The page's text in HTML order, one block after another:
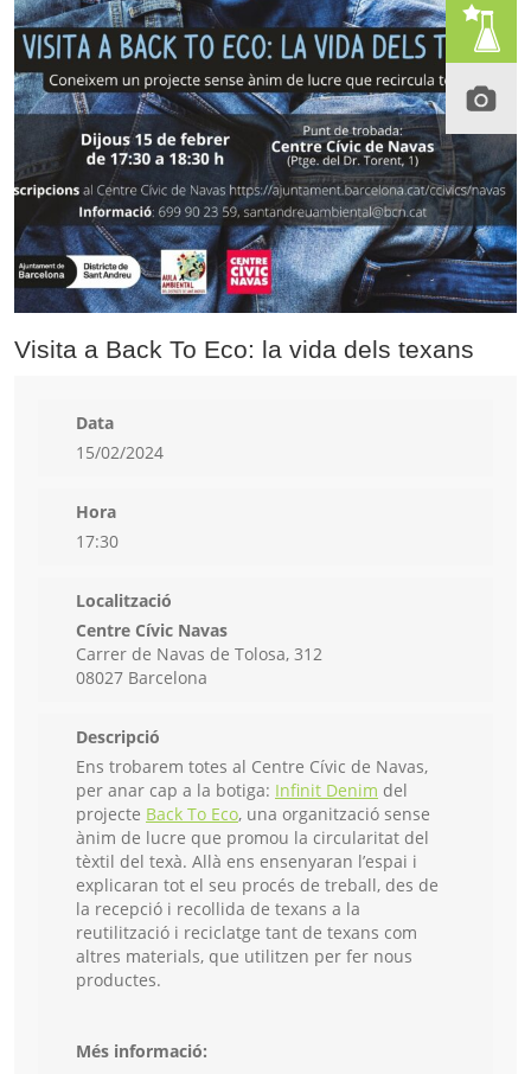
Visita a Back To Eco: la vida dels texans
Data
15/02/2024
Hora
17:30
Localització
Centre Cívic Navas
Carrer de Navas de Tolosa, 312
08027 Barcelona
Descripció
Ens trobarem totes al Centre Cívic de Navas,
per anar cap a la botiga: Infinit Denim del
projecte Back To Eco, una organització sense
ànim de lucre que promou la circularitat del
tèxtil del texà. Allà ens ensenyaran l’espai i
explicaran tot el seu procés de treball, des de
la recepció i recollida de texans a la
reutilització i reciclatge tant de texans com
altres materials, que utilitzen per fer nous
productes.
Més informació: